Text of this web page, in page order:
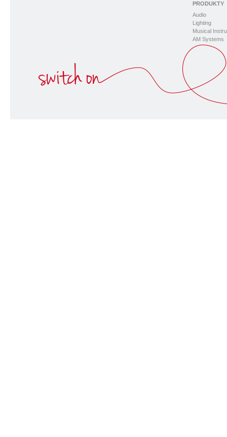
PRODUKTY
Audio
Lighting
Musical
AM Systems